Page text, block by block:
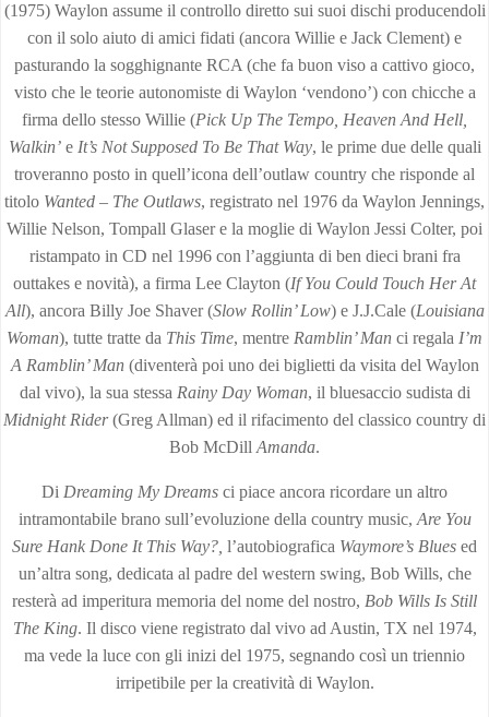
(1975) Waylon assume il controllo diretto sui suoi dischi producendoli
con il solo aiuto di amici fidati (ancora Willie e Jack Clement) e
pasturando la sogghignante RCA (che fa buon viso a cattivo gioco,
visto che le teorie autonomiste di Waylon ‘vendono’) con chicche a
firma dello stesso Willie (Pick Up The Tempo, Heaven And Hell,
Walkin’e It’s Not Supposed To Be That Way, le prime due delle quali
troveranno posto in quell’icona dell’outlaw country che risponde al
titolo Wanted – The Outlaws, registrato nel 1976 da Waylon Jennings,
Willie Nelson, Tompall Glaser e la moglie di Waylon Jessi Colter, poi
ristampato in CD nel 1996 con l’aggiunta di ben dieci brani fra
outtakes e novità), a firma Lee Clayton (If You Could Touch Her At
All), ancora Billy Joe Shaver (Slow Rollin’ Low) e J.J.Cale (Louisiana
Woman), tutte tratte da This Time, mentre Ramblin’ Man ci regala I’m
A Ramblin’ Man(diventerà poi uno dei biglietti da visita del Waylon
dal vivo), la sua stessa Rainy Day Woman, il bluesaccio sudista di
Midnight Rider(Greg Allman) ed il rifacimento del classico country di
Bob McDill Amanda.
Di Dreaming My Dreams ci piace ancora ricordare un altro
intramontabile brano sull’evoluzione della country music, Are You
Sure Hank Done It This Way?, l’autobiografica Waymore’s Blues ed
un’altra song, dedicata al padre del western swing, Bob Wills, che
resterà ad imperitura memoria del nome del nostro, Bob Wills Is Still
The King. Il disco viene registrato dal vivo ad Austin, TX nel 1974,
ma vede la luce con gli inizi del 1975, segnando così un triennio
irripetibile per la creatività di Waylon.